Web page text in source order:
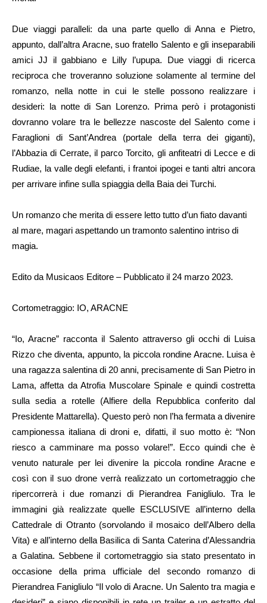
Due viaggi paralleli: da una parte quello di Anna e Pietro,
appunto, dall’altra Aracne, suo fratello Salento e gli inseparabili
amici JJ il gabbiano e Lilly l’upupa. Due viaggi di ricerca
reciproca che troveranno soluzione solamente al termine del
romanzo, nella notte in cui le stelle possono realizzare i
desideri: la notte di San Lorenzo. Prima però i protagonisti
dovranno volare tra le bellezze nascoste del Salento come i
Faraglioni di Sant’Andrea (portale della terra dei giganti),
l’Abbazia di Cerrate, il parco Torcito, gli anfiteatri di Lecce e di
Rudiae, la valle degli elefanti, i frantoi ipogei e tanti altri ancora
per arrivare infine sulla spiaggia della Baia dei Turchi.
Un romanzo che merita di essere letto tutto d’un fiato davanti
al mare, magari aspettando un tramonto salentino intriso di
magia.
Edito da Musicaos Editore – Pubblicato il 24 marzo 2023.
Cortometraggio: IO, ARACNE
“Io, Aracne” racconta il Salento attraverso gli occhi di Luisa
Rizzo che diventa, appunto, la piccola rondine Aracne. Luisa è
una ragazza salentina di 20 anni, precisamente di San Pietro in
Lama, affetta da Atrofia Muscolare Spinale e quindi costretta
sulla sedia a rotelle (Alfiere della Repubblica conferito dal
Presidente Mattarella). Questo però non l’ha fermata a divenire
campionessa italiana di droni e, difatti, il suo motto è: “Non
riesco a camminare ma posso volare!”. Ecco quindi che è
venuto naturale per lei divenire la piccola rondine Aracne e
così con il suo drone verrà realizzato un cortometraggio che
ripercorrerà i due romanzi di Pierandrea Fanigliulo. Tra le
immagini già realizzate quelle ESCLUSIVE all’interno della
Cattedrale di Otranto (sorvolando il mosaico dell’Albero della
Vita) e all’interno della Basilica di Santa Caterina d’Alessandria
a Galatina. Sebbene il cortometraggio sia stato presentato in
occasione della prima ufficiale del secondo romanzo di
Pierandrea Fanigliulo “Il volo di Aracne. Un Salento tra magia e